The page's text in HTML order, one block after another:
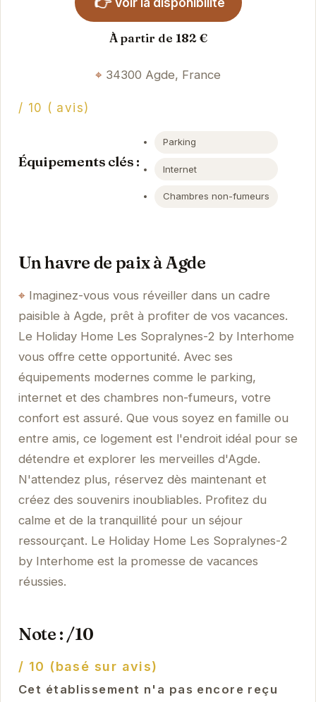
À partir de 182 €
34300 Agde, France
/ 10 ( avis)
Équipements clés :
Parking
Internet
Chambres non-fumeurs
Un havre de paix à Agde
Imaginez-vous vous réveiller dans un cadre
paisible à Agde, prêt à profiter de vos vacances.
Le Holiday Home Les Sopralynes-2 by Interhome
vous offre cette opportunité. Avec ses
équipements modernes comme le parking,
internet et des chambres non-fumeurs, votre
confort est assuré. Que vous soyez en famille ou
entre amis, ce logement est l'endroit idéal pour se
détendre et explorer les merveilles d'Agde.
N'attendez plus, réservez dès maintenant et
créez des souvenirs inoubliables. Profitez du
calme et de la tranquillité pour un séjour
ressourçant. Le Holiday Home Les Sopralynes-2
by Interhome est la promesse de vacances
réussies.
Note : /10
/ 10 (basé sur avis)
Cet établissement n'a pas encore reçu